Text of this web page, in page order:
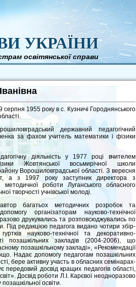
УКРАЇНИ
освітянської справи
1955 року в с. Кузничі Городнянського
державний педагогічний
за фахом учитель математики і фізики
діяльність у 1977 році вчителем
Жовтянської восьмирічної школи
Ворошиловградської області. З вересня
а з 1997 року заступник директора з
методичної роботи Луганського обласного
творчості учнів­ської молоді.
багатьох методичних розробок та
організаторам науково-технічної
друкувались та розпо­всюджувались по
Під редакцією педагога видано чотири збір­
науково-технічної та декоративно-
позашкільних закладів (2004-2006), що
позашкільному закладі», «Рекомендації
Надає допомогу педагогам позашкільних
бере активну участь в обласних семінарах-
досвід кращих педагогів області,
Досвід роботи Л.І. Карєвої неодноразово
освіти.